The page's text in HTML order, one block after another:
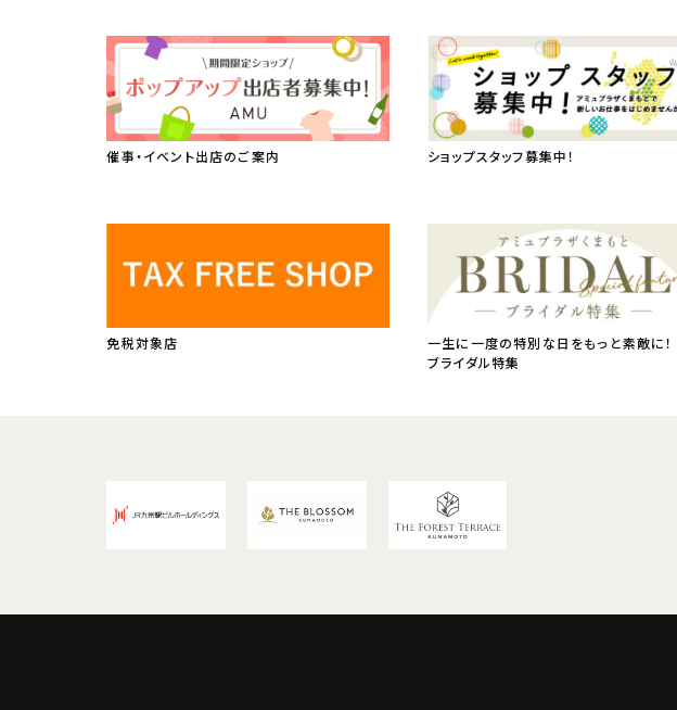
催事・イベント出店のご案内 ショップスタッフ募集中！
免税対象店
一生に一度の特別な日をもっと素敵に！
ブライダル特集